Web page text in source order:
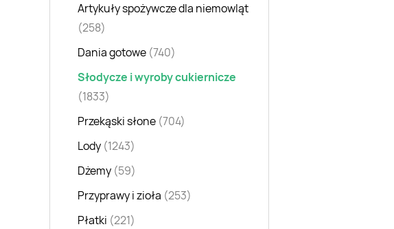
Artykuły spożywcze dla niemowląt
(258)
Dania gotowe (740)
Słodycze i wyroby cukiernicze
(1833)
Przekąski słone (704)
Lody (1243)
Dżemy (59)
Przyprawy i zioła (253)
Płatki (221)